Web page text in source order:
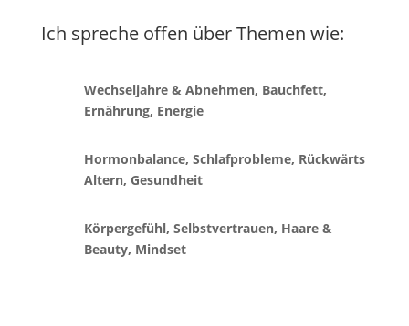
Ich spreche offen über Themen wie:
Wechseljahre & Abnehmen, Bauchfett,
Ernährung, Energie
Hormonbalance, Schlafprobleme, Rückwärts
Altern, Gesundheit
Körpergefühl, Selbstvertrauen, Haare &
Beauty, Mindset